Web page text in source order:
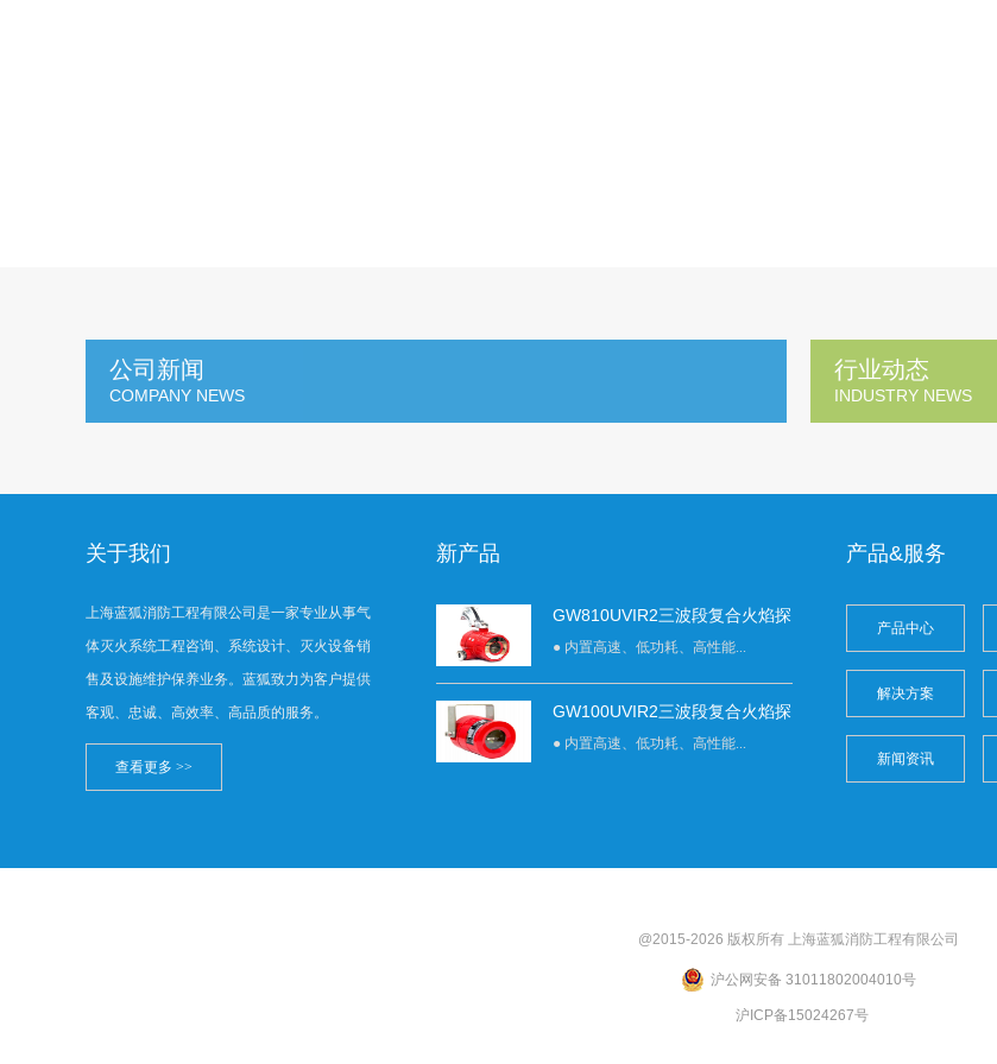
公司新闻
COMPANY NEWS
行业动态
INDUSTRY NEWS
关于我们
上海蓝狐消防工程有限公司是一家专业从事气
体灭火系统工程咨询、系统设计、灭火设备销
售及设施维护保养业务。蓝狐致力为客户提供
客观、忠诚、高效率、高品质的服务。
查看更多 >>
新产品
GW810UVIR2三波段复合火焰探
● 内置高速、低功耗、高性能...
GW100UVIR2三波段复合火焰探
● 内置高速、低功耗、高性能...
产品&服务
产品中心
解决方案
新闻资讯
@2015-2026 版权所有 上海蓝狐消防工程有限公司
沪公网安备 31011802004010号
沪ICP备15024267号